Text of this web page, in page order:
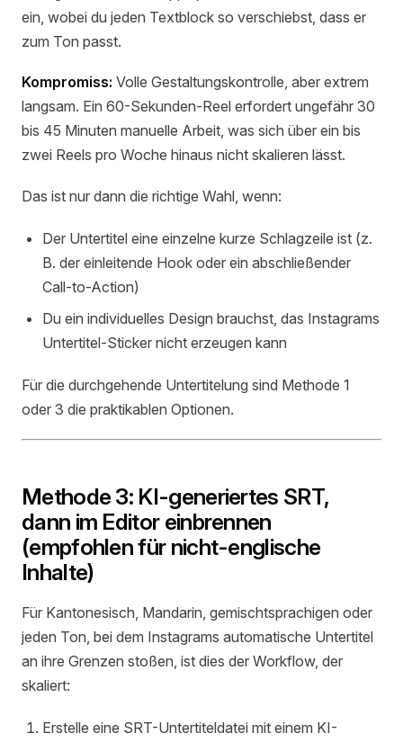
ein, wobei du jeden Textblock so verschiebst, dass er
zum Ton passt.
Kompromiss: Volle Gestaltungskontrolle, aber extrem
langsam. Ein 60-Sekunden-Reel erfordert ungefähr 30
bis 45 Minuten manuelle Arbeit, was sich über ein bis
zwei Reels pro Woche hinaus nicht skalieren lässt.
Das ist nur dann die richtige Wahl, wenn:
Der Untertitel eine einzelne kurze Schlagzeile ist (z.
B. der einleitende Hook oder ein abschließender
Call-to-Action)
Du ein individuelles Design brauchst, das Instagrams
Untertitel-Sticker nicht erzeugen kann
Für die durchgehende Untertitelung sind Methode 1
oder 3 die praktikablen Optionen.
Methode 3: KI-generiertes SRT,
dann im Editor einbrennen
(empfohlen für nicht-englische
Inhalte)
Für Kantonesisch, Mandarin, gemischtsprachigen oder
jeden Ton, bei dem Instagrams automatische Untertitel
an ihre Grenzen stoßen, ist dies der Workflow, der
skaliert:
Erstelle eine SRT-Untertiteldatei mit einem KI-